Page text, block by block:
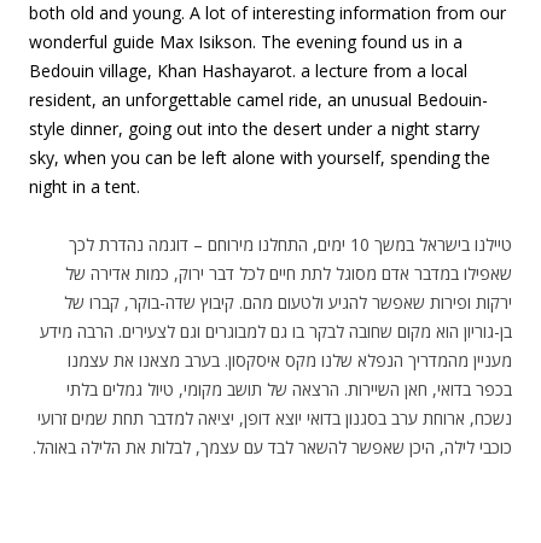
both old and young. A lot of interesting information from our
wonderful guide Max Isikson. The evening found us in a
Bedouin village, Khan Hashayarot. a lecture from a local
resident, an unforgettable camel ride, an unusual Bedouin-
style dinner, going out into the desert under a night starry
sky, when you can be left alone with yourself, spending the
night in a tent.
טיילנו בישראל במשך 10 ימים, התחלנו מירוחם – דוגמה נהדרת לכך
שאפילו במדבר אדם מסוגל לתת חיים לכל דבר ירוק, כמות אדירה של
ירקות ופירות שאפשר להגיע ולטעום מהם. קיבוץ שדה-בוקר, קברו של
בן-גוריון הוא מקום שחובה לבקר בו גם למבוגרים וגם לצעירים. הרבה מידע
מעניין מהמדריך הנפלא שלנו מקס איסקסון. בערב מצאנו את עצמנו
בכפר בדואי, חאן השיירות. הרצאה של תושב מקומי, טיול גמלים בלתי
נשכח, ארוחת ערב בסגנון בדואי יוצא דופן, יציאה למדבר תחת שמים זרועי
כוכבי לילה, היכן שאפשר להשאר לבד עם עצמך, לבלות את הלילה באוהל.